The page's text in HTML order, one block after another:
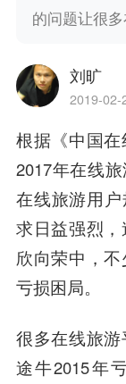
的问题让很
刘旷
2019-02-
根据《中国在
2017年在线
在线旅游用
求日益强烈
欣向荣中，
亏损困局。
很多在线旅游
途牛2015年